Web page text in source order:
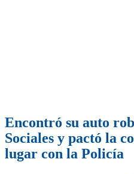
Encontró su auto
Sociales y pactó la
lugar con la Policía